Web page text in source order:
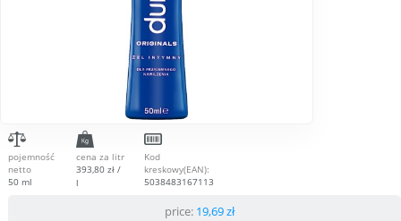
pojemność
netto
50 ml
cena za litr
393,80 zł /
l
Kod
kreskowy(EAN):
5038483167113
price: 19,69zł